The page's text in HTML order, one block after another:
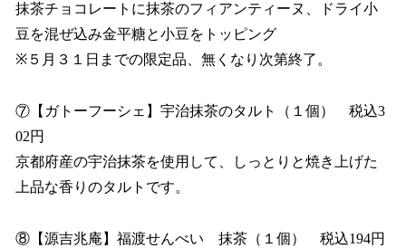
抹茶チョコレートに抹茶のフィアンティーヌ、ドライ小
豆を混ぜ込み金平糖と小豆をトッピング
※５月３１日までの限定品、無くなり次第終了。
⑦【ガトーフーシェ】宇治抹茶のタルト（１個） 税込3
02円
京都府産の宇治抹茶を使用して、しっとりと焼き上げた
上品な香りのタルトです。
⑧【源吉兆庵】福渡せんべい 抹茶（１個） 税込194円